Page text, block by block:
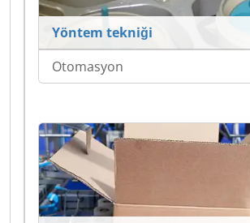
Yöntem tekniği
Otomasyon